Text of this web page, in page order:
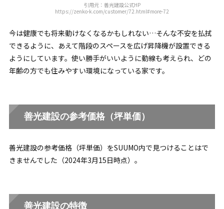
引用元：善光建設公式HP
https://zenko-k.com/customer/72.html#more-72
今は健康でも将来動けなくなるかもしれない…そんな不安を払拭
できるように、あえて階段のスペースを広げ昇降機が設置できる
ようにしています。使い勝手がいいように動線も考えられ、どの
年齢の方でも住みやすい環境になっている家です。
善光建設の参考価格（坪単価）
善光建設の参考価格（坪単価）をSUUMO内で見つけることはで
きませんでした（2024年3月15日時点）。
善光建設の特徴